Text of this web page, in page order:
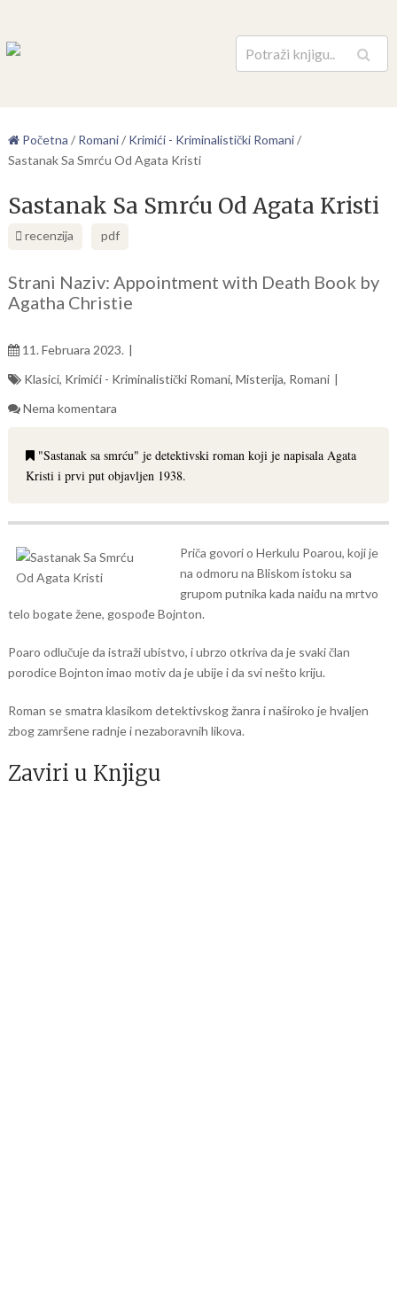
Pretraga
Početna / Romani/ Krimići - Kriminalistički Romani/
Sastanak Sa Smrću Od Agata Kristi
Sastanak Sa Smrću Od Agata Kristi
recenzija pdf
Strani Naziv: Appointment with Death Book by
Agatha Christie
11. Februara 2023.
Klasici, Krimići - Kriminalistički Romani, Misterija, Romani
Nema komentara
"Sastanak sa smrću" je detektivski roman koji je napisala Agata
Kristi i prvi put objavljen 1938.
Priča govori o Herkulu Poarou, koji je
na odmoru na Bliskom istoku sa
grupom putnika kada naiđu na mrtvo
telo bogate žene, gospođe Bojnton.
Poaro odlučuje da istraži ubistvo, i ubrzo otkriva da je svaki član
porodice Bojnton imao motiv da je ubije i da svi nešto kriju.
Roman se smatra klasikom detektivskog žanra i naširoko je hvaljen
zbog zamršene radnje i nezaboravnih likova.
Zaviri u Knjigu